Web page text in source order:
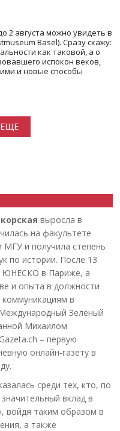
2 августа можно увидеть в
Basel). Сразу скажу:
как таковой, а о
испокон веков,
и новые способы
выросла в
на факультете
МГУ и получила степень
по истории. После 13
ЮНЕСКО в Париже, а
и опыта в должности
коммуникациям в
Зелёный
Михаилом
– первую
онлайн-газету в
среди тех, кто, по
вклад в
войдя таким образом в
а также